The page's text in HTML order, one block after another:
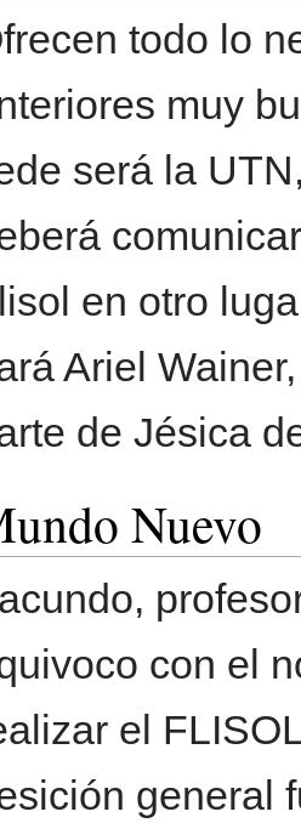
todo lo
muy
será la
en otro
Ariel
de Jésica
Nuevo
con el
el
general